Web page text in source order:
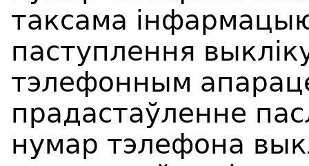
таксама
паступлення
тэлефонным
прадастаўленне
нумар тэлефона